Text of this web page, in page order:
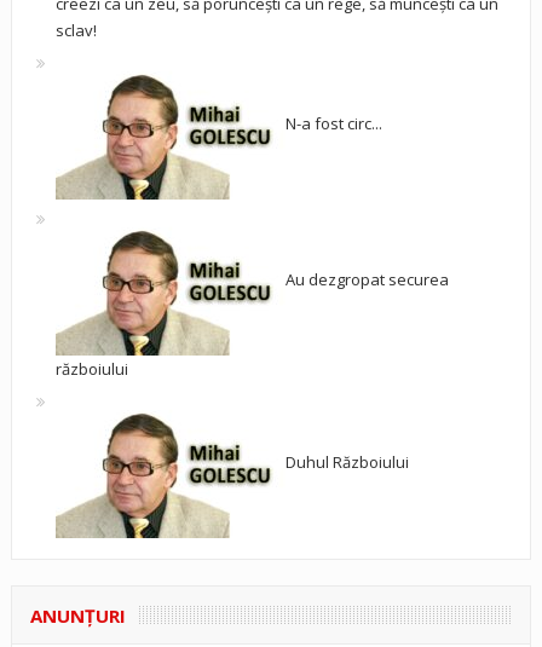
sclav!
N-a fost circ...
Au dezgropat securea
războiului
Duhul Războiului
ANUNŢURI